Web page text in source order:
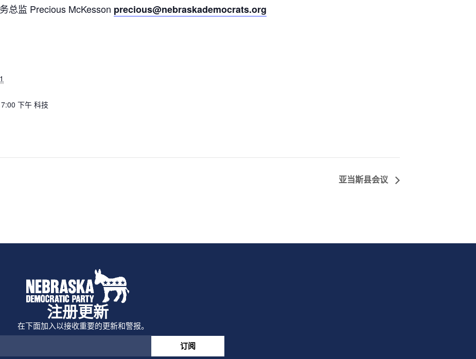
总监 Precious McKesson precious@nebraskademocrats.org
下午科技
亚当斯县会议
注册更新
在下面加入以接收重要的更新和警报。
订阅